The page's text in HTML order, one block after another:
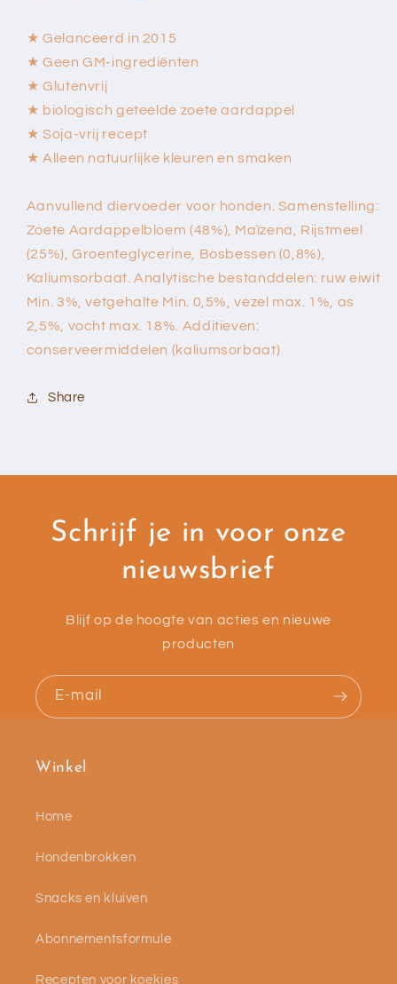
★ Gelanceerd in 2015
★ Geen GM-ingrediënten
★ Glutenvrij
★ biologisch geteelde zoete aardappel
★ Soja-vrij recept
★ Alleen natuurlijke kleuren en smaken
Aanvullend diervoeder voor honden. Samenstelling:
Zoete Aardappelbloem (48%), Maïzena, Rijstmeel
(25%), Groenteglycerine, Bosbessen (0,8%),
Kaliumsorbaat. Analytische bestanddelen: ruw eiwit
Min. 3%, vetgehalte Min. 0,5%, vezel max. 1%, as
2,5%, vocht max. 18%. Additieven:
conserveermiddelen (kaliumsorbaat)
Share
Schrijf je in voor onze
nieuwsbrief
Blijf op de hoogte van acties en nieuwe
producten
E‑mail
Winkel
Home
Hondenbrokken
Snacks en kluiven
Abonnementsformule
Recepten voor koekjes